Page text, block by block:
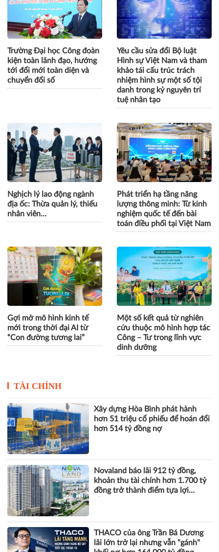
Minh tiếp tục soi đường
cho thanh niên thời hội
nhập
cỏi hay bản thân đang chạy
khác múi giờ?
kiện toàn lãnh đạo, hướng
tới đổi mới toàn diện và
chuyển đổi số
Hình sự Việt Nam và tham
khảo tái cấu trúc trách
nhiệm hình sự một số tội
danh trong kỷ nguyên trí
tuệ nhân tạo
Nghịch lý lao động ngành
địa ốc: Thừa quản lý, thiếu
nhân viên…
Phát triển hạ tầng năng
lượng thông minh: Từ kinh
nghiệm quốc tế đến bài
toán điều phối tại Việt Nam
Gợi mở mô hình kinh tế
“Con đường tương lai”
Công – Tư trong lĩnh vực
dinh dưỡng
TÀI CHÍNH
Xây dựng Hòa Bình phát hành
hơn 51 triệu cổ phiếu để hoán đổi
hơn 514 tỷ đồng nợ
Novaland báo lãi 912 tỷ đồng,
khoản thu tài chính hơn 1.700 tỷ